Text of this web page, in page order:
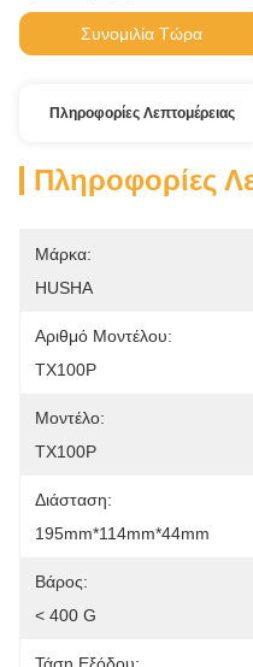
Συνομιλία Τώρα
Πληροφορίες Λεπτομέρειας
Πληροφορίες
Μάρκα:
HUSHA
Αριθμό Μοντέλου:
TX100P
Μοντέλο:
TX100P
Διάσταση:
195mm*114mm*44mm
Βάρος:
< 400 G